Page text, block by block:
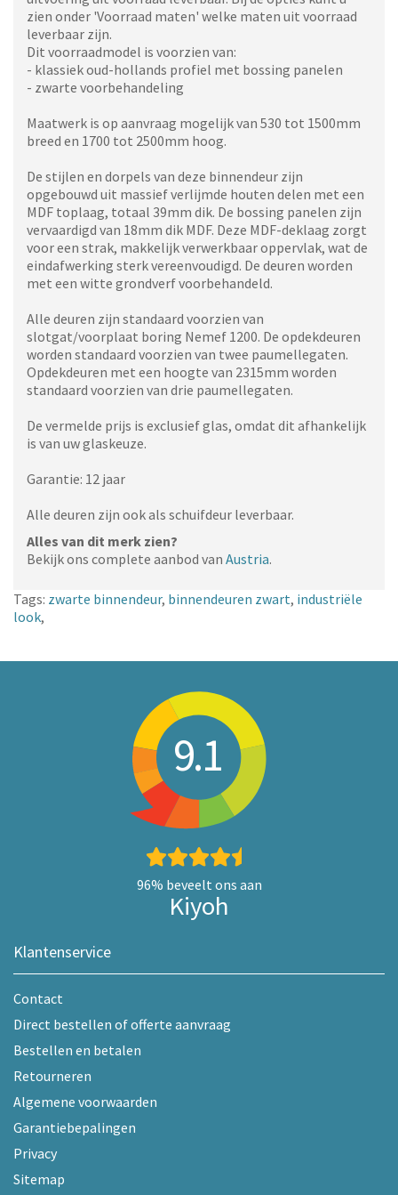
zien onder 'Voorraad maten' welke maten uit voorraad
leverbaar zijn.
Dit voorraadmodel is voorzien van:
- klassiek oud-hollands profiel met bossing panelen
- zwarte voorbehandeling
Maatwerk is op aanvraag mogelijk van 530 tot 1500mm
breed en 1700 tot 2500mm hoog.
De stijlen en dorpels van deze binnendeur zijn
opgebouwd uit massief verlijmde houten delen met een
MDF toplaag, totaal 39mm dik. De bossing panelen zijn
vervaardigd van 18mm dik MDF. Deze MDF-deklaag zorgt
voor een strak, makkelijk verwerkbaar oppervlak, wat de
eindafwerking sterk vereenvoudigd. De deuren worden
met een witte grondverf voorbehandeld.
Alle deuren zijn standaard voorzien van
slotgat/voorplaat boring Nemef 1200. De opdekdeuren
worden standaard voorzien van twee paumellegaten.
Opdekdeuren met een hoogte van 2315mm worden
standaard voorzien van drie paumellegaten.
De vermelde prijs is exclusief glas, omdat dit afhankelijk
is van uw glaskeuze.
Garantie: 12 jaar
Alle deuren zijn ook als schuifdeur leverbaar.
Alles van dit merk zien?
Bekijk ons complete aanbod van Austria.
Tags: zwarte binnendeur, binnendeuren zwart, industriële
look,
9.1
96% beveelt ons aan
Kiyoh
Klantenservice
Contact
Direct bestellen of offerte aanvraag
Bestellen en betalen
Retourneren
Algemene voorwaarden
Garantiebepalingen
Privacy
Sitemap